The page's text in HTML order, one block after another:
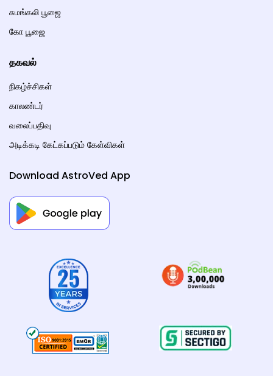
சுமங்கலி பூஜை
கோ பூஜை
தகவல்
நிகழ்ச்சிகள்
காலண்டர்
வலைப்பதிவு
அடிக்கடி கேட்கப்படும் கேள்விகள்
Download AstroVed App